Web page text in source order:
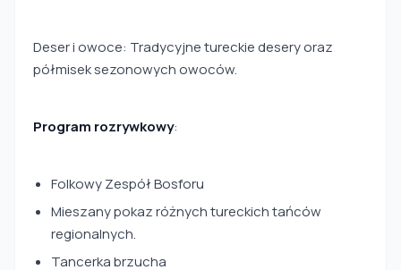
Deser i owoce: Tradycyjne tureckie desery oraz
półmisek sezonowych owoców.
Program rozrywkowy:
Folkowy Zespół Bosforu
Mieszany pokaz różnych tureckich tańców
regionalnych.
Tancerka brzucha